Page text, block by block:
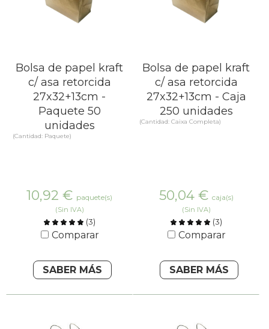
Bolsa de papel kraft
c/ asa retorcida
27x32+13cm -
Paquete 50
unidades
(Cantidad: Paquete)
10,92 € paquete(s)
(Sin IVA)
(3)
Comparar
SABER MÁS
Bolsa de papel kraft
c/ asa retorcida
27x32+13cm - Caja
250 unidades
(Cantidad: Caixa Completa)
50,04 € caja(s)
(Sin IVA)
(3)
Comparar
SABER MÁS